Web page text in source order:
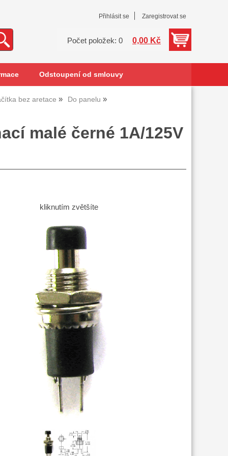
Přihlásit se Zaregistrovat se
Počet položek: 0 0,00 Kč
Odstoupení od smlouvy
bez aretace Do panelu
malé černé 1A/125V
kliknutím zvětšíte